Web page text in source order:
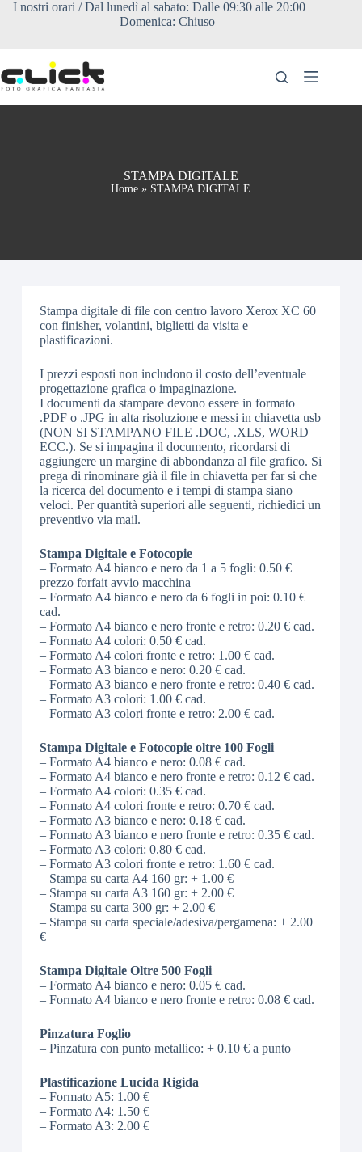
LISTINO
Prodotti
INFORMAZIONI
I nostri orari / Dal lunedì al sabato: Dalle 09:30 alle 20:00
— Domenica: Chiuso
STAMPA DIGITALE
Home » STAMPA DIGITALE
Stampa digitale di file con centro lavoro Xerox XC 60
con finisher, volantini, biglietti da visita e
plastificazioni.
I prezzi esposti non includono il costo dell’eventuale
progettazione grafica o impaginazione.
I documenti da stampare devono essere in formato
.PDF o .JPG in alta risoluzione e messi in chiavetta usb
(NON SI STAMPANO FILE .DOC, .XLS, WORD
ECC.). Se si impagina il documento, ricordarsi di
aggiungere un margine di abbondanza al file grafico. Si
prega di rinominare già il file in chiavetta per far si che
la ricerca del documento e i tempi di stampa siano
veloci. Per quantità superiori alle seguenti, richiedici un
preventivo via mail.
Stampa Digitale e Fotocopie
– Formato A4 bianco e nero da 1 a 5 fogli: 0.50 €
prezzo forfait avvio macchina
– Formato A4 bianco e nero da 6 fogli in poi: 0.10 €
cad.
– Formato A4 bianco e nero fronte e retro: 0.20 € cad.
– Formato A4 colori: 0.50 € cad.
– Formato A4 colori fronte e retro: 1.00 € cad.
– Formato A3 bianco e nero: 0.20 € cad.
– Formato A3 bianco e nero fronte e retro: 0.40 € cad.
– Formato A3 colori: 1.00 € cad.
– Formato A3 colori fronte e retro: 2.00 € cad.
Stampa Digitale e Fotocopie oltre 100 Fogli
– Formato A4 bianco e nero: 0.08 € cad.
– Formato A4 bianco e nero fronte e retro: 0.12 € cad.
– Formato A4 colori: 0.35 € cad.
– Formato A4 colori fronte e retro: 0.70 € cad.
– Formato A3 bianco e nero: 0.18 € cad.
– Formato A3 bianco e nero fronte e retro: 0.35 € cad.
– Formato A3 colori: 0.80 € cad.
– Formato A3 colori fronte e retro: 1.60 € cad.
– Stampa su carta A4 160 gr: + 1.00 €
– Stampa su carta A3 160 gr: + 2.00 €
– Stampa su carta 300 gr: + 2.00 €
– Stampa su carta speciale/adesiva/pergamena: + 2.00
€
Stampa Digitale Oltre 500 Fogli
– Formato A4 bianco e nero: 0.05 € cad.
– Formato A4 bianco e nero fronte e retro: 0.08 € cad.
Pinzatura Foglio
– Pinzatura con punto metallico: + 0.10 € a punto
Plastificazione Lucida Rigida
– Formato A5: 1.00 €
– Formato A4: 1.50 €
– Formato A3: 2.00 €